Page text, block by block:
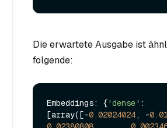
Die erwartete Ausgabe ist
folgende:
Embeddings: {'dense' :
[array([-0.02024024, -